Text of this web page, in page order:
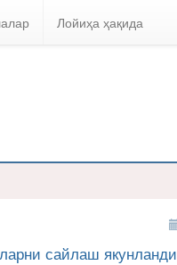
Лойиҳа ҳақида
сайлаш якунланди